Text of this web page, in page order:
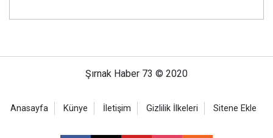
Şırnak Haber 73 © 2020
Anasayfa Künye İletişim Gizlilik İlkeleri Sitene Ekle